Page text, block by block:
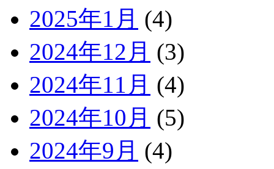
2025年1月 (4)
2024年12月 (3)
2024年11月 (4)
2024年10月 (5)
2024年9月 (4)